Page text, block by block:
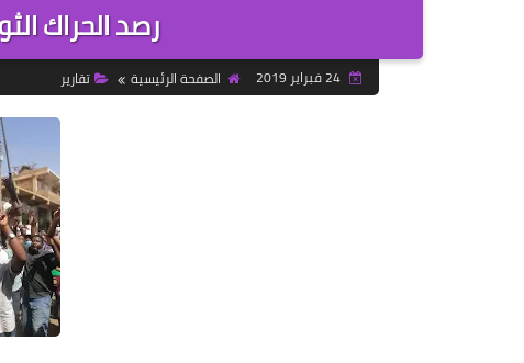
رصد الحراك الثوري
24 فبراير 2019 الصفحة الرئيسية تقارير